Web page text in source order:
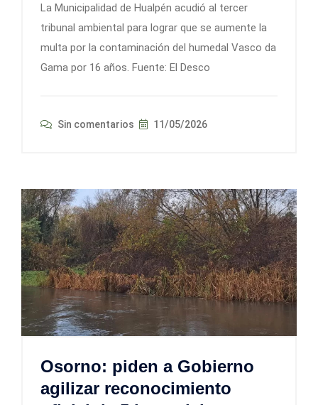
La Municipalidad de Hualpén acudió al tercer
tribunal ambiental para lograr que se aumente la
multa por la contaminación del humedal Vasco da
Gama por 16 años. Fuente: El Desco
Sin comentarios 11/05/2026
Osorno: piden a Gobierno
agilizar reconocimiento